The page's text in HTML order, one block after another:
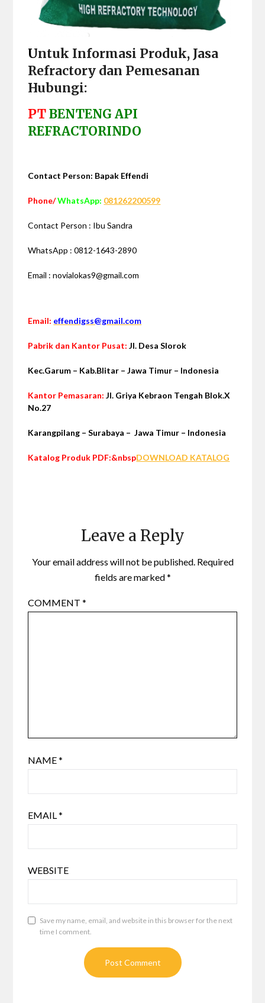
Untuk Informasi Produk, Jasa
Refractory dan Pemesanan
Hubungi:
PTBENTENG API
REFRACTORINDO
Contact Person: Bapak Effendi
Phone/WhatsApp: 081262200599
Contact Person : Ibu Sandra
WhatsApp : 0812-1643-2890
Email : novialokas9@gmail.com
Email: effendigss@gmail.com
Pabrik dan Kantor Pusat: Jl. Desa Slorok
Kec.Garum – Kab.Blitar – Jawa Timur – Indonesia
Kantor Pemasaran:Jl. Griya Kebraon Tengah Blok.X
No.27
Karangpilang – Surabaya – Jawa Timur – Indonesia
Katalog Produk PDF:&nbspDOWNLOAD KATALOG
Leave a Reply
Your email address will not be published. Required
fields are marked*
COMMENT*
NAME*
EMAIL*
WEBSITE
Save my name, email, and website in this browser for the next
time I comment.